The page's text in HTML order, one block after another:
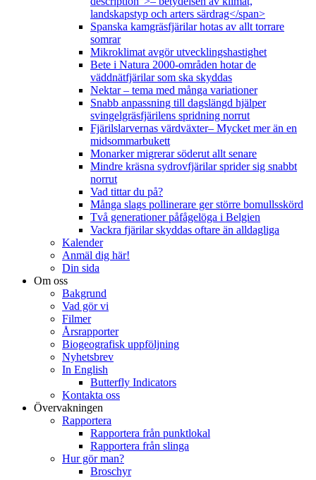
landskapstyp och arters särdrag</span>
Spanska kamgräsfjärilar hotas av allt torrare
somrar
Mikroklimat avgör utvecklingshastighet
Bete i Natura 2000-områden hotar de
väddnätfjärilar som ska skyddas
Nektar – tema med många variationer
Snabb anpassning till dagslängd hjälper
svingelgräsfjärilens spridning norrut
Fjärilslarvernas värdväxter– Mycket mer än en
midsommarbukett
Monarker migrerar söderut allt senare
Mindre kräsna sydrovfjärilar sprider sig snabbt
norrut
Vad tittar du på?
Många slags pollinerare ger större bomullsskörd
Två generationer påfågelöga i Belgien
Vackra fjärilar skyddas oftare än alldagliga
Kalender
Anmäl dig här!
Din sida
Om oss
Bakgrund
Vad gör vi
Filmer
Årsrapporter
Biogeografisk uppföljning
Nyhetsbrev
In English
Butterfly Indicators
Kontakta oss
Övervakningen
Rapportera
Rapportera från punktlokal
Rapportera från slinga
Hur gör man?
Broschyr